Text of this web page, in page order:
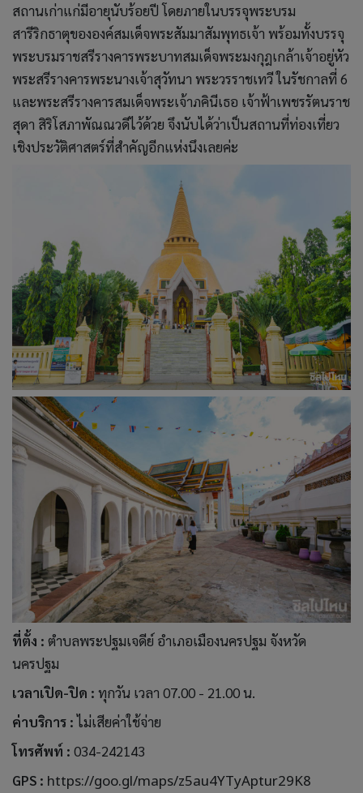
สถานเก่าแก่มีอายุนับร้อยปี โดยภายในบรรจุพระบรม
สารีริกธาตุขององค์สมเด็จพระสัมมาสัมพุทธเจ้า พร้อมทั้งบรรจุ
พระบรมราชสรีรางคารพระบาทสมเด็จพระมงกุฎเกล้าเจ้าอยู่หัว
พระสรีรางคารพระนางเจ้าสุวัทนา พระวรราชเทวี ในรัชกาลที่ 6
และพระสรีรางคารสมเด็จพระเจ้าภคินีเธอ เจ้าฟ้าเพชรรัตนราช
สุดา สิริโสภาพัณณวดีไว้ด้วย จึงนับได้ว่าเป็นสถานที่ท่องเที่ยว
เชิงประวัติศาสตร์ที่สำคัญอีกแห่งนึงเลยค่ะ
ที่ตั้ง : ตำบลพระปฐมเจดีย์ อำเภอเมืองนครปฐม จังหวัด
นครปฐม
เวลาเปิด-ปิด : ทุกวัน เวลา 07.00 - 21.00 น.
ค่าบริการ :ไม่เสียค่าใช้จ่าย
โทรศัพท์ : 034-242143
GPS : https://goo.gl/maps/z5au4YTyAptur29K8